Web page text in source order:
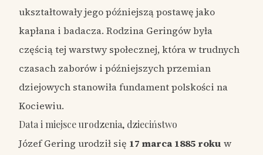
ukształtowały jego późniejszą postawę jako
kapłana i badacza. Rodzina Geringów była
częścią tej warstwy społecznej, która w trudnych
czasach zaborów i późniejszych przemian
dziejowych stanowiła fundament polskości na
Kociewiu.
Data i miejsce urodzenia, dzieciństwo
Józef Gering urodził się 17 marca 1885 roku w